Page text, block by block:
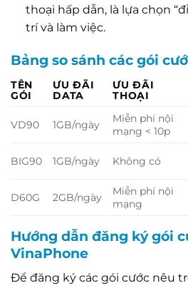
thoại hấp dẫn, là lựa chọn
trí và làm việc.
Bảng so sánh các gói
TÊN
GÓI
ƯU ĐÃI
DATA
ƯU ĐÃI
THOẠI
VD90 1GB/ngày
Miễn phí nội
mạng < 10p
BIG90 1GB/ngày Không có
D60G 2GB/ngày
Miễn phí nội
mạng
Hướng dẫn đăng ký gói
VinaPhone
Để đăng ký các gói cước nêu